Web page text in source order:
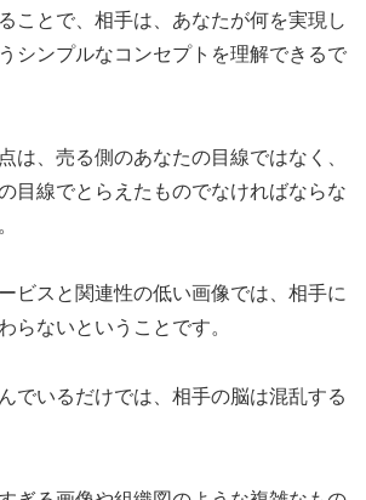
ことで、相手は、あなたが何を実現し
シンプルなコンセプトを理解できるで
は、売る側のあなたの目線ではなく、
目線でとらえたものでなければならな
ビスと関連性の低い画像では、相手に
らないということです。
でいるだけでは、相手の脳は混乱する